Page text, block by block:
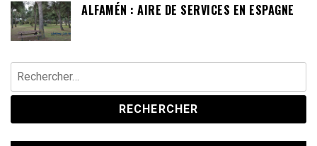
ALFAMÉN : AIRE DE SERVICES EN ESPAGNE
Rechercher :